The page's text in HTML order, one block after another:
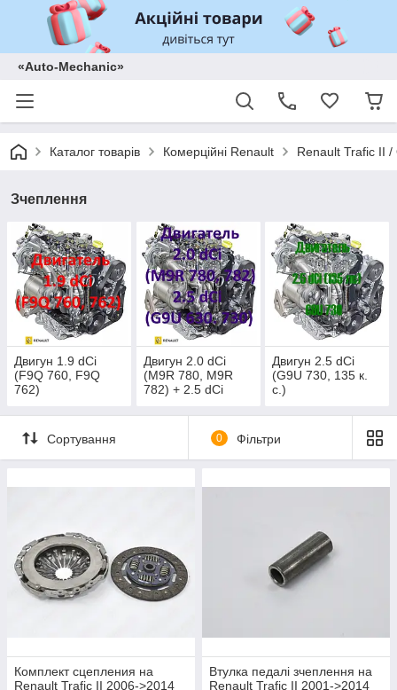
«Auto-Mechanic»
Каталог товарів Комерційні Renault Renault Trafic II
Зчеплення
Двигун 1.9 dCi
(F9Q 760, F9Q
762)
Двигун 2.0 dCi
(M9R 780, M9R
782) + 2.5 dCi
с.)
Двигун 2.5 dCi
(G9U 730, 135 к.
с.)
Сортування 0 Фільтри
Комплект сцепления на
Renault Trafic II 2006->2014
Втулка педалі зчеплення на
Renault Trafic II 2001->2014